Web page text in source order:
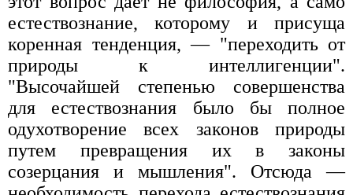
естествознание, которому и присуща
коренная тенденция, — "переходить от
природы к интеллигенции".
"Высочайшей степенью совершенства
для естествознания было бы полное
одухотворение всех законов природы
путем превращения их в законы
созерцания и мышления". Отсюда —